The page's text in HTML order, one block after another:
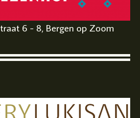
6 - 8, Bergen op Zoom